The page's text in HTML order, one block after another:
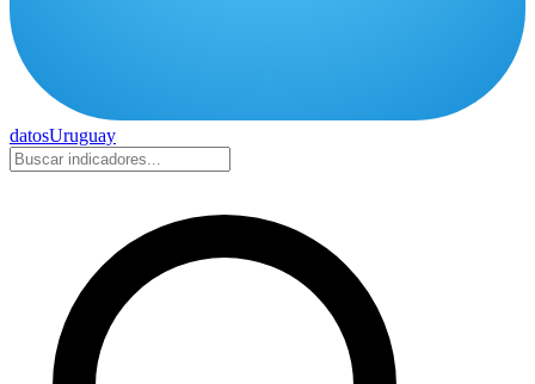
datosUruguay